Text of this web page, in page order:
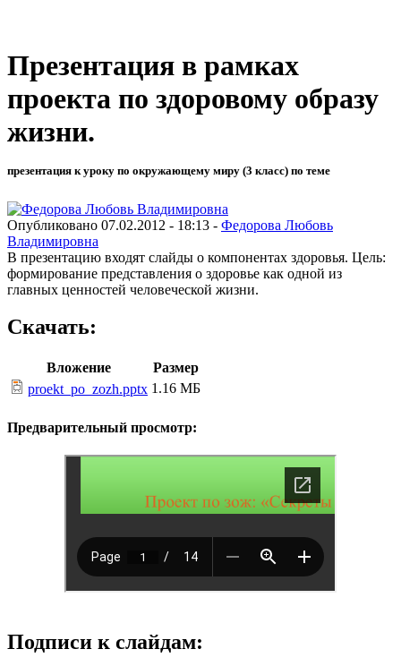
Презентация в рамках
проекта по здоровому образу
жизни.
презентация к уроку по окружающему миру (3 класс) по теме
Опубликовано 07.02.2012 - 18:13 - Федорова Любовь
Владимировна
В презентацию входят слайды о компонентах здоровья. Цель:
формирование представления о здоровье как одной из
главных ценностей человеческой жизни.
Скачать:
Вложение
Размер
proekt_po_zozh.pptx 1.16 МБ
Предварительный просмотр:
Подписи к слайдам: